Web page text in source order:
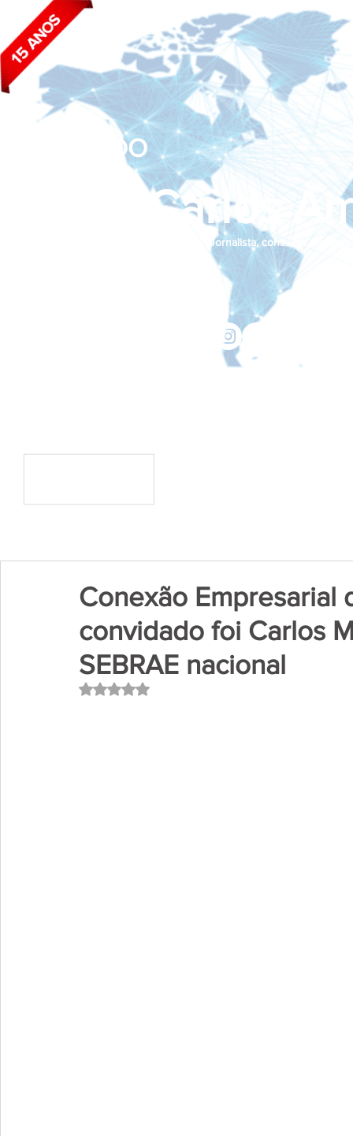
João Carlos
BLOG DO
Jornalista, consultor de
Conexão Empresarial
convidado foi Carlos
SEBRAE nacional
Avaliado com NaN de 5 estrelas.